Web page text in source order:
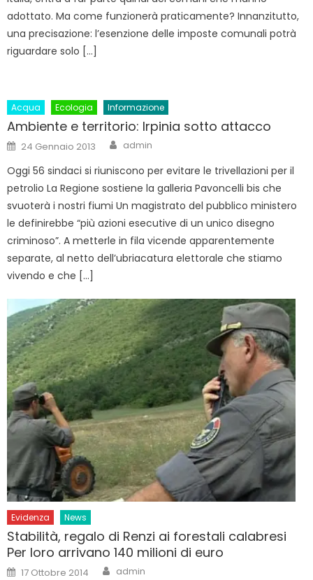
adottato. Ma come funzionerà praticamente? Innanzitutto,
una precisazione: l’esenzione delle imposte comunali potrà
riguardare solo […]
Acqua Ecologia Informazione
Ambiente e territorio: Irpinia sotto attacco
Posted
on
24 Gennaio 2013 Author
admin
Oggi 56 sindaci si riuniscono per evitare le trivellazioni per il
petrolio La Regione sostiene la galleria Pavoncelli bis che
svuoterà i nostri fiumi Un magistrato del pubblico ministero
le definirebbe “più azioni esecutive di un unico disegno
criminoso”. A metterle in fila vicende apparentemente
separate, al netto dell’ubriacatura elettorale che stiamo
vivendo e che […]
Evidenza News
Stabilità, regalo di Renzi ai forestali calabresi
Per loro arrivano 140 milioni di euro
Posted
17 Ottobre 2014 Author
admin